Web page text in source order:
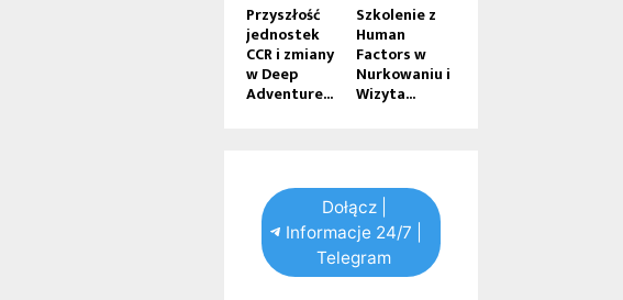
Przyszłość
jednostek
CCR i zmiany
w Deep
Adventure...
Szkolenie z
Human
Factors w
Nurkowaniu i
Wizyta...
Dołącz |
Informacje 24/7 |
Telegram